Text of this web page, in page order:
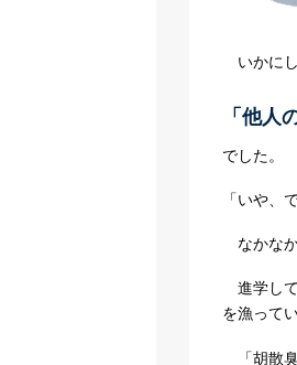
いかに
「他人
でした。
「いや、
なかなか
進学して
を漁って
「胡散臭